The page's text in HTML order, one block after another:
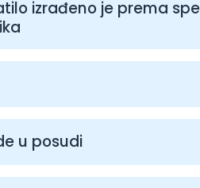
izrađeno je prema
u posudi